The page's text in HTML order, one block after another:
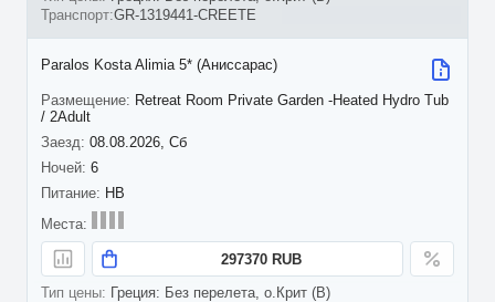
GR-1319441-CREETE
08.08.2026, Сб
6
Paralos Kosta Alimia 5* (Аниссарас)
Retreat Room Private Garden -Heated Hydro Tub
/ 2Adult
HB
297370 RUB
Греция: Без перелета, о.Крит (B)